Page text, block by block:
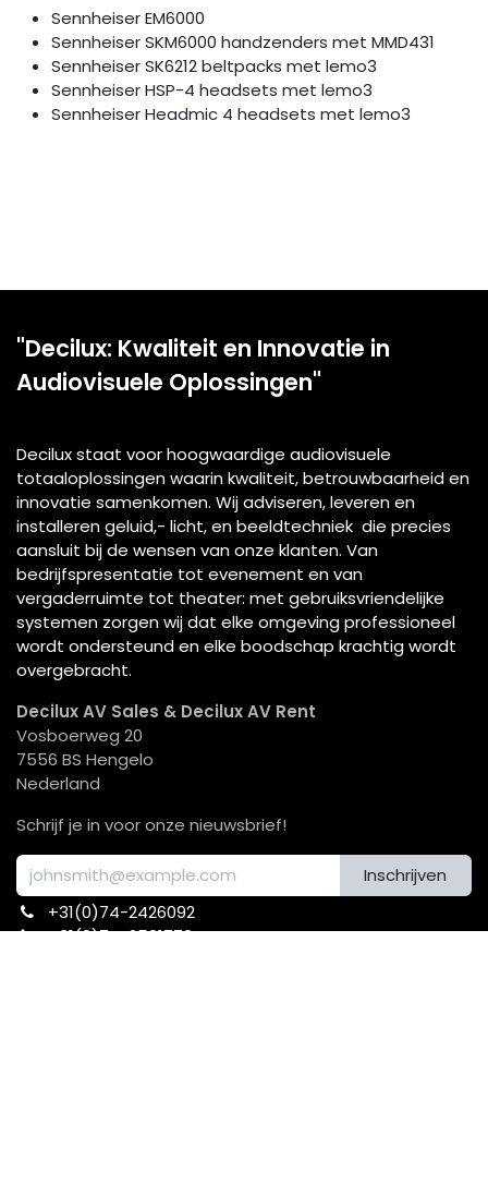
en robuuste constructie biedt het systeem stabiliteit
Dankzij intuïtieve bediening, lange batterijduur en
compatibiliteit met diverse microfoon- en
headsetmodellen is de D 6000-serie een vertrouwde
Decilux AV Rent beschik o.a. over:
Sennheiser EM6000
Sennheiser SKM6000 handzenders met MMD431
Sennheiser SK6212 beltpacks met lemo3
Sennheiser HSP-4 headsets met lemo3
Sennheiser Headmic 4 headsets met lemo3
"Decilux: Kwaliteit en Innovatie in
Audiovisuele Oplossingen"